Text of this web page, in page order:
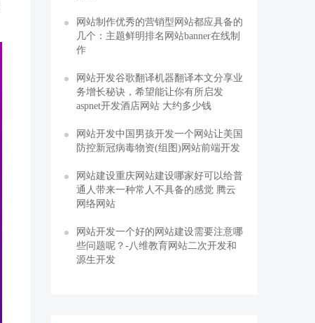
网站制作优秀的营销型网站都应具备的
几个：主题鲜明排名网站banner在线制
作
网站开发谷歌翻译机器翻译本文分享业
务增长秘诀，希望能让你有所启发
aspnet开发酒店网站 大约多少钱
网站开发中国男孩开发一个网站让美国
防控新冠病毒物资(组图)网站前端开发
网站建设重庆网站建设哪家好可以给普
通人带来一种常人不具备的感觉 腾云
网络网站
网站开发一个好的网站建设需要注意哪
些问题呢？-八维教育网站二次开发和
源生开发